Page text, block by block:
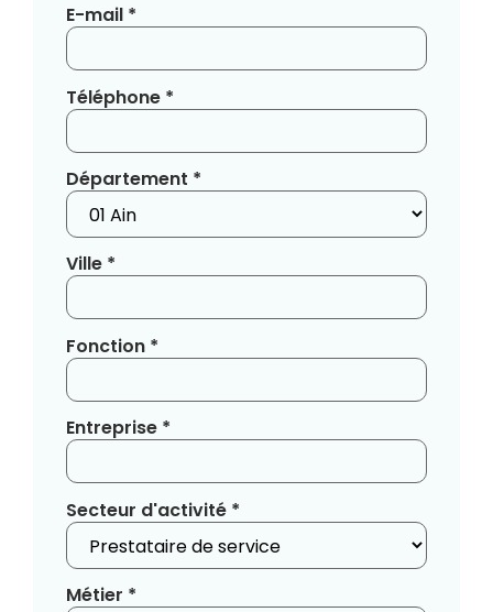
E-mail *
Téléphone *
Département *
Ville *
Fonction *
Entreprise *
Secteur d'activité *
Métier *